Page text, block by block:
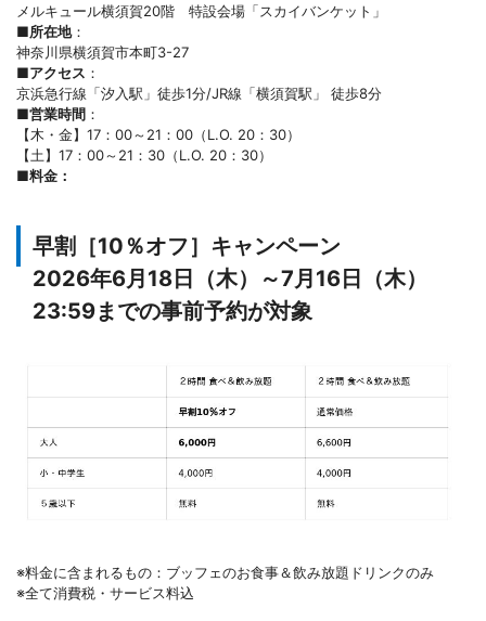
メルキュール横須賀20階 特設会場「スカイバンケット」
■所在地：
神奈川県横須賀市本町3-27
■アクセス ：
京浜急行線「汐入駅」徒歩1分/JR線「横須賀駅」 徒歩8分
■営業時間 ：
【木・金】17：00～21：00（L.O. 20：30）
【土】17：00～21：30（L.O. 20：30）
■料金：
早割［10％オフ］キャンペーン
2026年6月18日（木）～7月16日（木）
23:59までの事前予約が対象
※料金に含まれるもの：ブッフェのお食事＆飲み放題ドリンクのみ
※全て消費税・サービス料込